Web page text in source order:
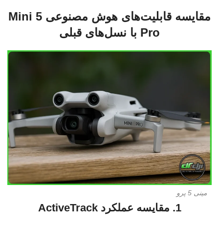
مقایسه قابلیت‌های هوش مصنوعی Mini 5
Pro با نسل‌های قبلی
مینی 5 پرو
1. مقایسه عملکرد ActiveTrack